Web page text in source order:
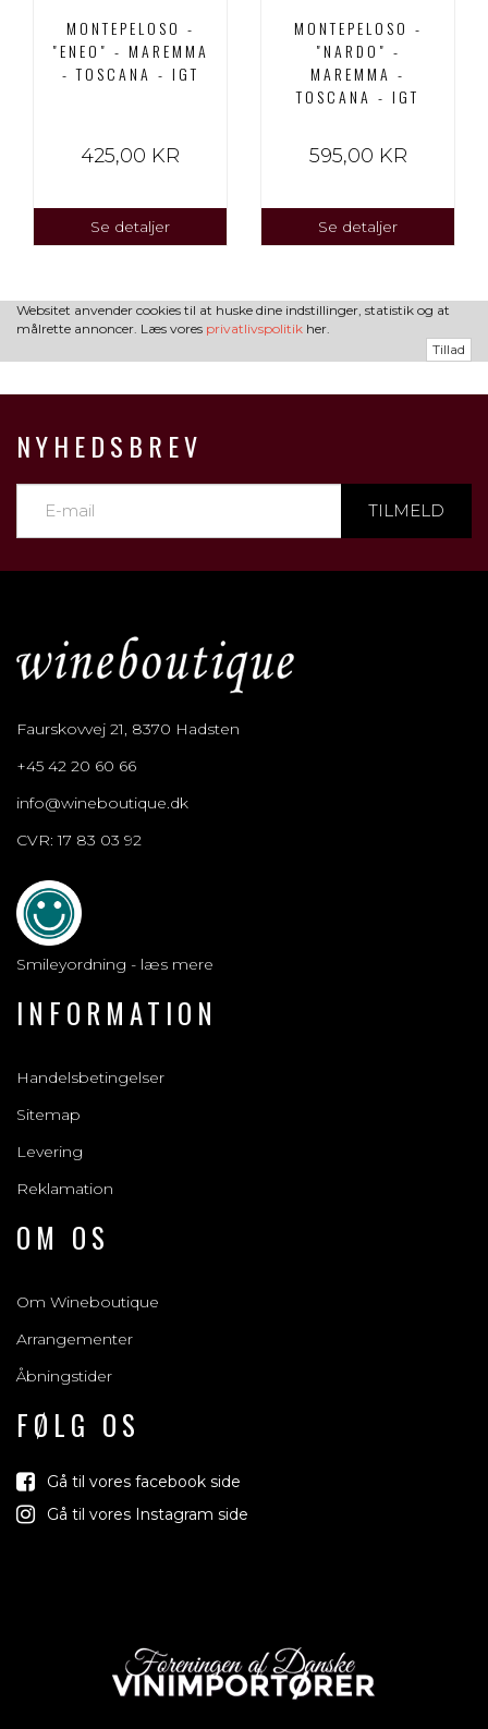
MONTEPELOSO -
"ENEO" - MAREMMA
- TOSCANA - IGT
425,00 KR
Se detaljer
MONTEPELOSO -
"NARDO" -
MAREMMA -
TOSCANA - IGT
595,00 KR
Se detaljer
Websitet anvender cookies til at huske dine indstillinger, statistik og at
målrette annoncer. Læs vores privatlivspolitik her.
Tillad
NYHEDSBREV
TILMELD
Faurskovvej 21, 8370 Hadsten
+45 42 20 60 66
info@wineboutique.dk
CVR: 17 83 03 92
Smileyordning - læs mere
INFORMATION
Handelsbetingelser
Sitemap
Levering
Reklamation
OM OS
Om Wineboutique
Arrangementer
Åbningstider
FØLG OS
Gå til vores facebook side
Gå til vores Instagram side